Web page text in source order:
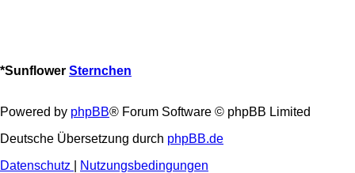
*Sunflower Sternchen
Powered by phpBB® Forum Software © phpBB Limited
Deutsche Übersetzung durch phpBB.de
Datenschutz
Nutzungsbedingungen